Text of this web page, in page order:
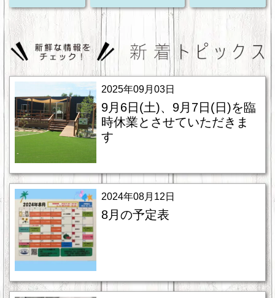
2025年09月03日
9月6日(土)、9月7日(日)を臨
時休業とさせていただきま
す
2024年08月12日
8月の予定表